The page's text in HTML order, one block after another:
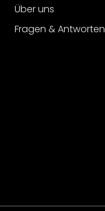
Über uns
Fragen & Antworten